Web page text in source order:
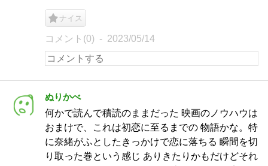
ナイス
コメント(0) 2023/05/14
ぬりかべ
何かで読んで積読のままだった 映画のノウハウは
おまけで、これは初恋に至るまでの 物語かな。特
に奈緒がふとしたきっかけで恋に落ちる 瞬間を切
り取った巻という感じ ありきたりかもだけどそれ